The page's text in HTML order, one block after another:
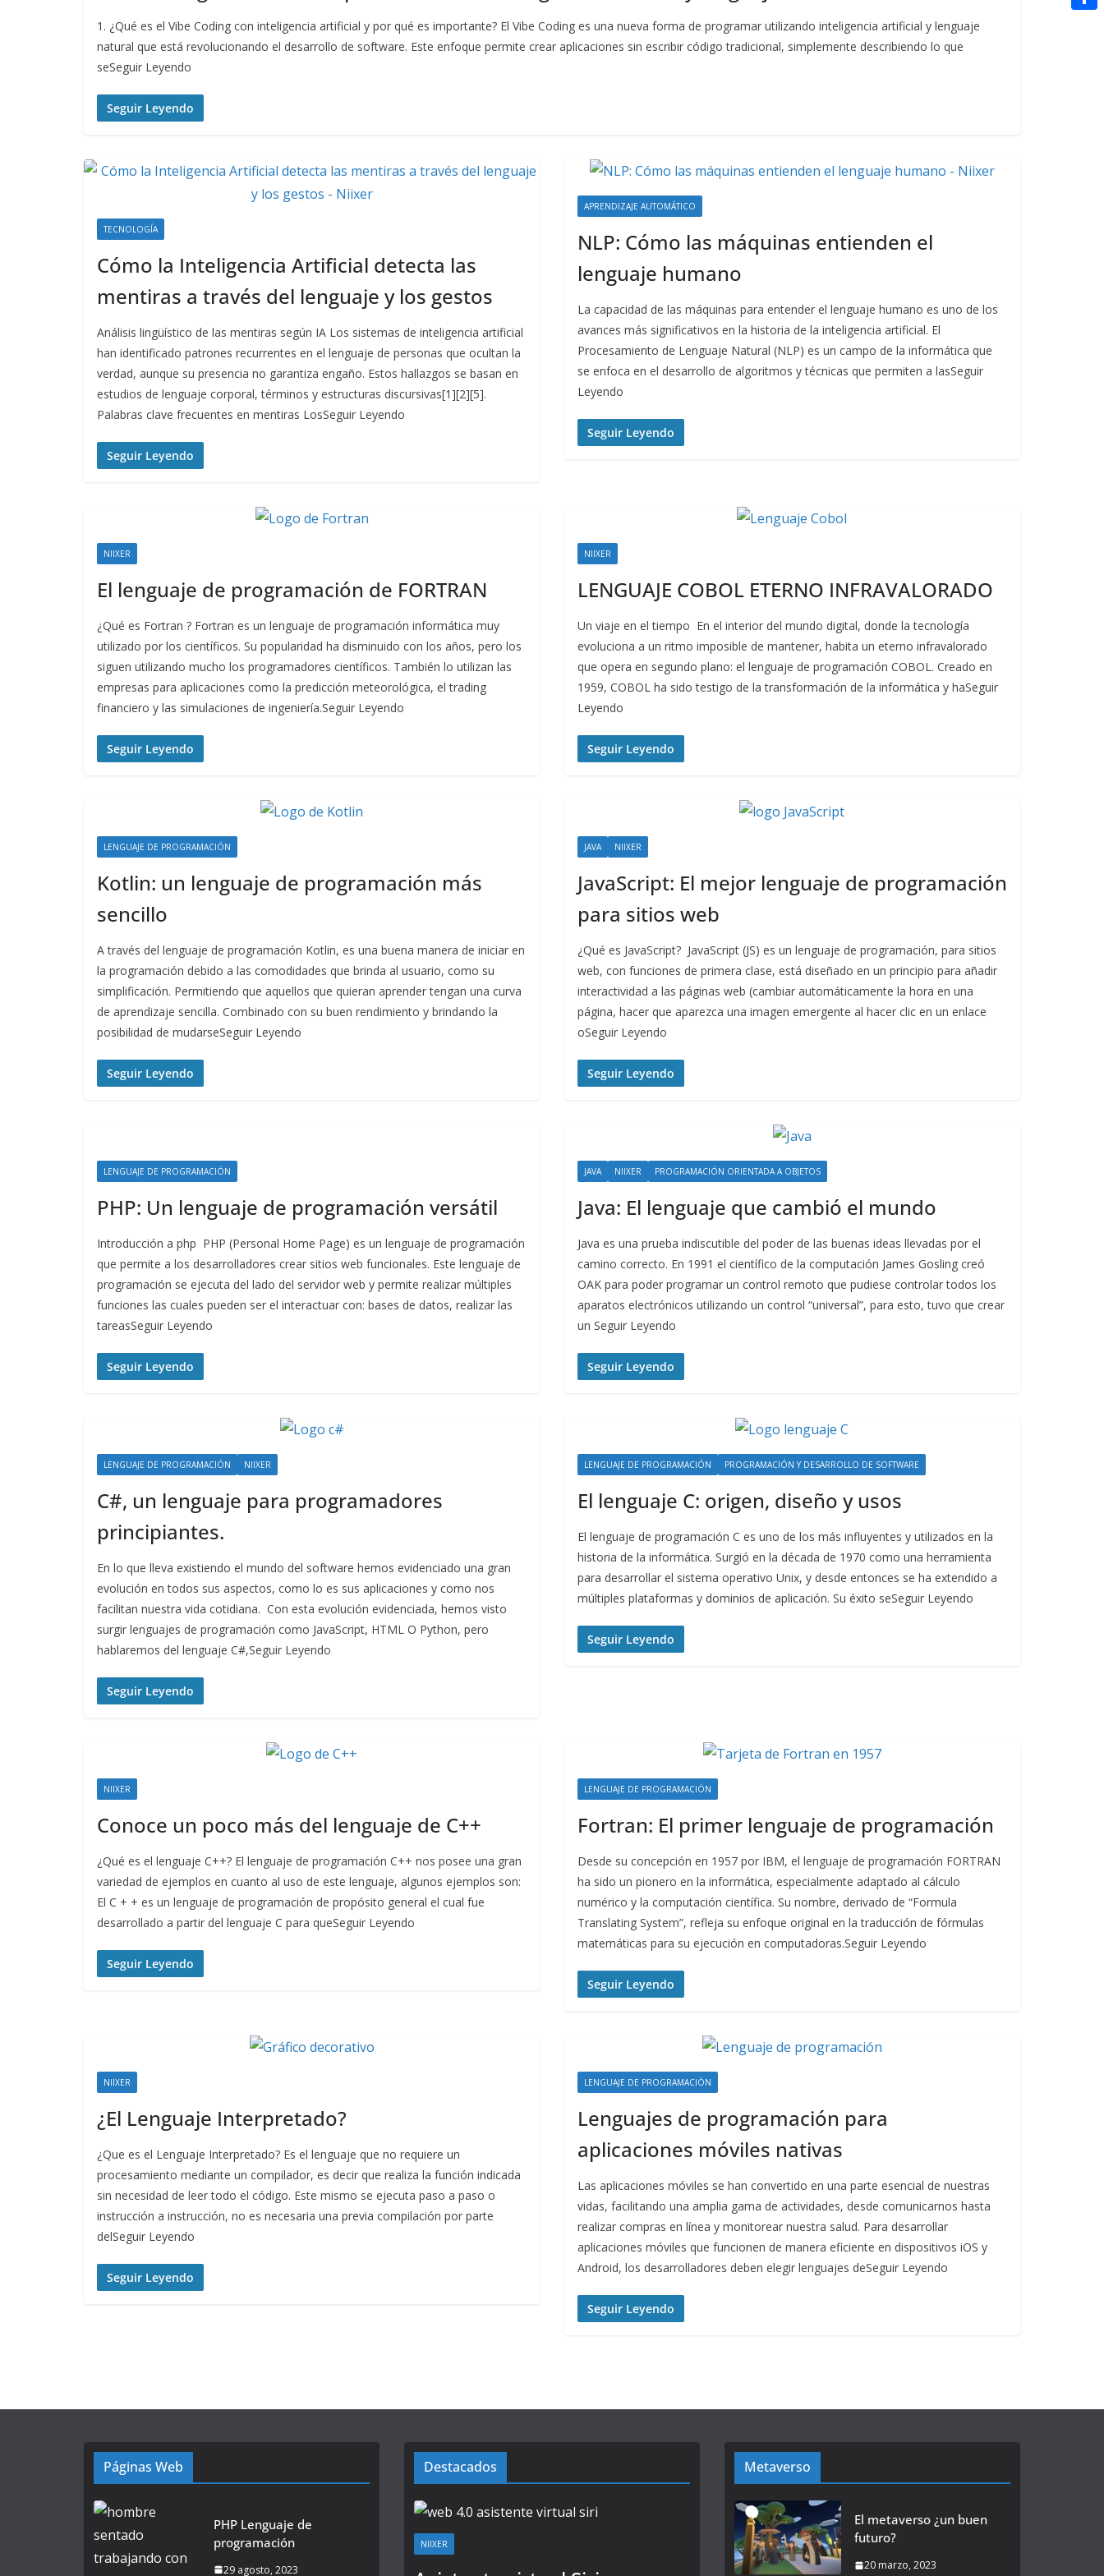
1. ¿Qué es el Vibe Coding con inteligencia artificial y por qué es importante? El Vibe Coding es una nueva forma de programar utilizando inteligencia artificial y lenguaje
natural que está revolucionando el desarrollo de software. Este enfoque permite crear aplicaciones sin escribir código tradicional, simplemente describiendo lo que
seSeguir Leyendo
Seguir Leyendo
TECNOLOGÍA
Cómo la Inteligencia Artificial detecta las
mentiras a través del lenguaje y los gestos
Análisis lingüístico de las mentiras según IA Los sistemas de inteligencia artificial
han identificado patrones recurrentes en el lenguaje de personas que ocultan la
verdad, aunque su presencia no garantiza engaño. Estos hallazgos se basan en
estudios de lenguaje corporal, términos y estructuras discursivas[1][2][5].
Palabras clave frecuentes en mentiras LosSeguir Leyendo
Seguir Leyendo
APRENDIZAJE AUTOMÁTICO
NLP: Cómo las máquinas entienden el
lenguaje humano
La capacidad de las máquinas para entender el lenguaje humano es uno de los
avances más significativos en la historia de la inteligencia artificial. El
Procesamiento de Lenguaje Natural (NLP) es un campo de la informática que
se enfoca en el desarrollo de algoritmos y técnicas que permiten a lasSeguir
Leyendo
Seguir Leyendo
NIIXER
El lenguaje de programación de FORTRAN
¿Qué es Fortran ? Fortran es un lenguaje de programación informática muy
utilizado por los científicos. Su popularidad ha disminuido con los años, pero los
siguen utilizando mucho los programadores científicos. También lo utilizan las
empresas para aplicaciones como la predicción meteorológica, el trading
financiero y las simulaciones de ingeniería.Seguir Leyendo
Seguir Leyendo
NIIXER
LENGUAJE COBOL ETERNO INFRAVALORADO
Un viaje en el tiempo En el interior del mundo digital, donde la tecnología
evoluciona a un ritmo imposible de mantener, habita un eterno infravalorado
que opera en segundo plano: el lenguaje de programación COBOL. Creado en
1959, COBOL ha sido testigo de la transformación de la informática y haSeguir
Leyendo
Seguir Leyendo
LENGUAJE DE PROGRAMACIÓN
Kotlin: un lenguaje de programación más
sencillo
A través del lenguaje de programación Kotlin, es una buena manera de iniciar en
la programación debido a las comodidades que brinda al usuario, como su
simplificación. Permitiendo que aquellos que quieran aprender tengan una curva
de aprendizaje sencilla. Combinado con su buen rendimiento y brindando la
posibilidad de mudarseSeguir Leyendo
Seguir Leyendo
JAVA NIIXER
JavaScript: El mejor lenguaje de programación
para sitios web
¿Qué es JavaScript? JavaScript (JS) es un lenguaje de programación, para sitios
web, con funciones de primera clase, está diseñado en un principio para añadir
interactividad a las páginas web (cambiar automáticamente la hora en una
página, hacer que aparezca una imagen emergente al hacer clic en un enlace
oSeguir Leyendo
Seguir Leyendo
LENGUAJE DE PROGRAMACIÓN
PHP: Un lenguaje de programación versátil
Introducción a php PHP (Personal Home Page) es un lenguaje de programación
que permite a los desarrolladores crear sitios web funcionales. Este lenguaje de
programación se ejecuta del lado del servidor web y permite realizar múltiples
funciones las cuales pueden ser el interactuar con: bases de datos, realizar las
tareasSeguir Leyendo
Seguir Leyendo
JAVA NIIXER PROGRAMACIÓN ORIENTADA A OBJETOS
Java: El lenguaje que cambió el mundo
Java es una prueba indiscutible del poder de las buenas ideas llevadas por el
camino correcto. En 1991 el científico de la computación James Gosling creó
OAK para poder programar un control remoto que pudiese controlar todos los
aparatos electrónicos utilizando un control “universal”, para esto, tuvo que crear
un Seguir Leyendo
Seguir Leyendo
LENGUAJE DE PROGRAMACIÓN NIIXER
C#, un lenguaje para programadores
principiantes.
En lo que lleva existiendo el mundo del software hemos evidenciado una gran
evolución en todos sus aspectos, como lo es sus aplicaciones y como nos
facilitan nuestra vida cotidiana. Con esta evolución evidenciada, hemos visto
surgir lenguajes de programación como JavaScript, HTML O Python, pero
hablaremos del lenguaje C#,Seguir Leyendo
Seguir Leyendo
LENGUAJE DE PROGRAMACIÓN PROGRAMACIÓN Y DESARROLLO DE SOFTWARE
El lenguaje C: origen, diseño y usos
El lenguaje de programación C es uno de los más influyentes y utilizados en la
historia de la informática. Surgió en la década de 1970 como una herramienta
para desarrollar el sistema operativo Unix, y desde entonces se ha extendido a
múltiples plataformas y dominios de aplicación. Su éxito seSeguir Leyendo
Seguir Leyendo
NIIXER
Conoce un poco más del lenguaje de C++
¿Qué es el lenguaje C++? El lenguaje de programación C++ nos posee una gran
variedad de ejemplos en cuanto al uso de este lenguaje, algunos ejemplos son:
El C + + es un lenguaje de programación de propósito general el cual fue
desarrollado a partir del lenguaje C para queSeguir Leyendo
Seguir Leyendo
LENGUAJE DE PROGRAMACIÓN
Fortran: El primer lenguaje de programación
Desde su concepción en 1957 por IBM, el lenguaje de programación FORTRAN
ha sido un pionero en la informática, especialmente adaptado al cálculo
numérico y la computación científica. Su nombre, derivado de “Formula
Translating System”, refleja su enfoque original en la traducción de fórmulas
matemáticas para su ejecución en computadoras.Seguir Leyendo
Seguir Leyendo
NIIXER
¿El Lenguaje Interpretado?
¿Que es el Lenguaje Interpretado? Es el lenguaje que no requiere un
procesamiento mediante un compilador, es decir que realiza la función indicada
sin necesidad de leer todo el código. Este mismo se ejecuta paso a paso o
instrucción a instrucción, no es necesaria una previa compilación por parte
delSeguir Leyendo
Seguir Leyendo
LENGUAJE DE PROGRAMACIÓN
Lenguajes de programación para
aplicaciones móviles nativas
Las aplicaciones móviles se han convertido en una parte esencial de nuestras
vidas, facilitando una amplia gama de actividades, desde comunicarnos hasta
realizar compras en línea y monitorear nuestra salud. Para desarrollar
aplicaciones móviles que funcionen de manera eficiente en dispositivos iOS y
Android, los desarrolladores deben elegir lenguajes deSeguir Leyendo
Seguir Leyendo
Páginas Web
PHP Lenguaje de
programación
29 agosto, 2023
Destacados
NIIXER
Metaverso
El metaverso ¿un buen
futuro?
20 marzo, 2023
n
a